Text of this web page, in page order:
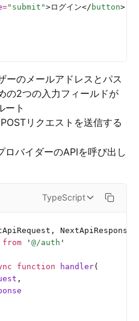
="submit">ログイン</ button>
ーのメールアドレスとパス
の2つの入力フィールドが
ート
リクエストを送信する
ロバイダーのAPIを呼び出し
TypeScript
from ' @/auth '
function handler(
,